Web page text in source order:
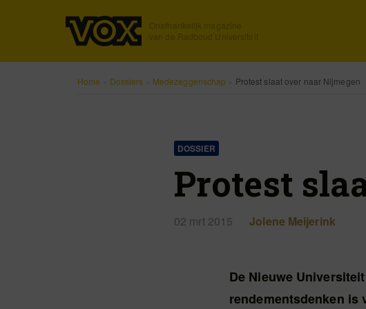
Home Dossiers Medezeggenschap Protest slaat over naar Nijmegen
DOSSIER
Protest
02 mrt 2015 Jolene Meijerink
De Nieuwe
rendementsdenken is